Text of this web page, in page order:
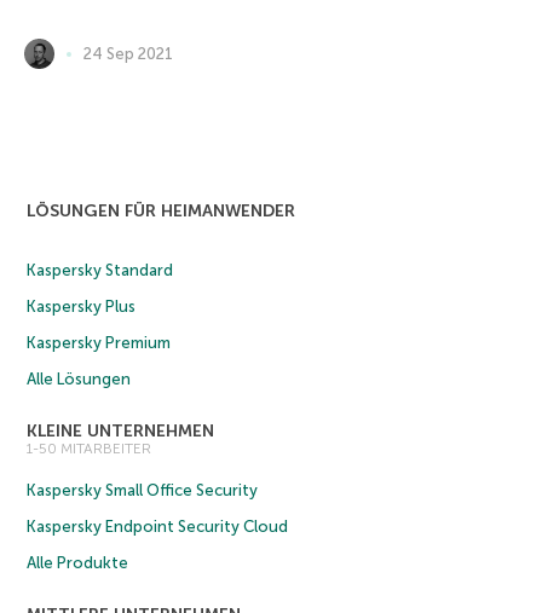
24 Sep 2021
LÖSUNGEN FÜR HEIMANWENDER
Kaspersky Standard
Kaspersky Plus
Kaspersky Premium
Alle Lösungen
KLEINE UNTERNEHMEN
1-50 MITARBEITER
Kaspersky Small Office Security
Kaspersky Endpoint Security Cloud
Alle Produkte